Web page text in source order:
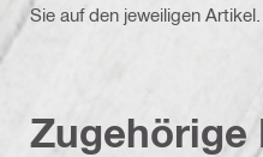
Sie auf den jeweiligen Artikel.
Zugehörige